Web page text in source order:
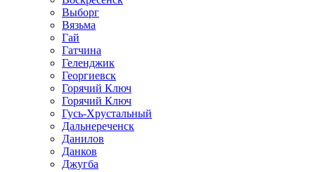
Выборг
Вязьма
Гай
Гатчина
Геленджик
Георгиевск
Горячий Ключ
Горячий Ключ
Гусь-Хрустальный
Дальнереченск
Данилов
Данков
Джугба